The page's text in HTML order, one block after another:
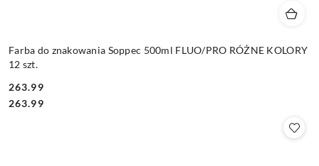
Farba do znakowania Soppec 500ml FLUO/PRO RÓŻNE KOLORY
12 szt.
Cena:
263.99
Cena:
263.99